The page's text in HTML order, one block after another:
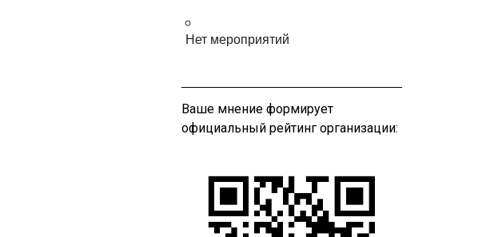
Нет мероприятий
Ваше мнение формирует
официальный рейтинг организации: